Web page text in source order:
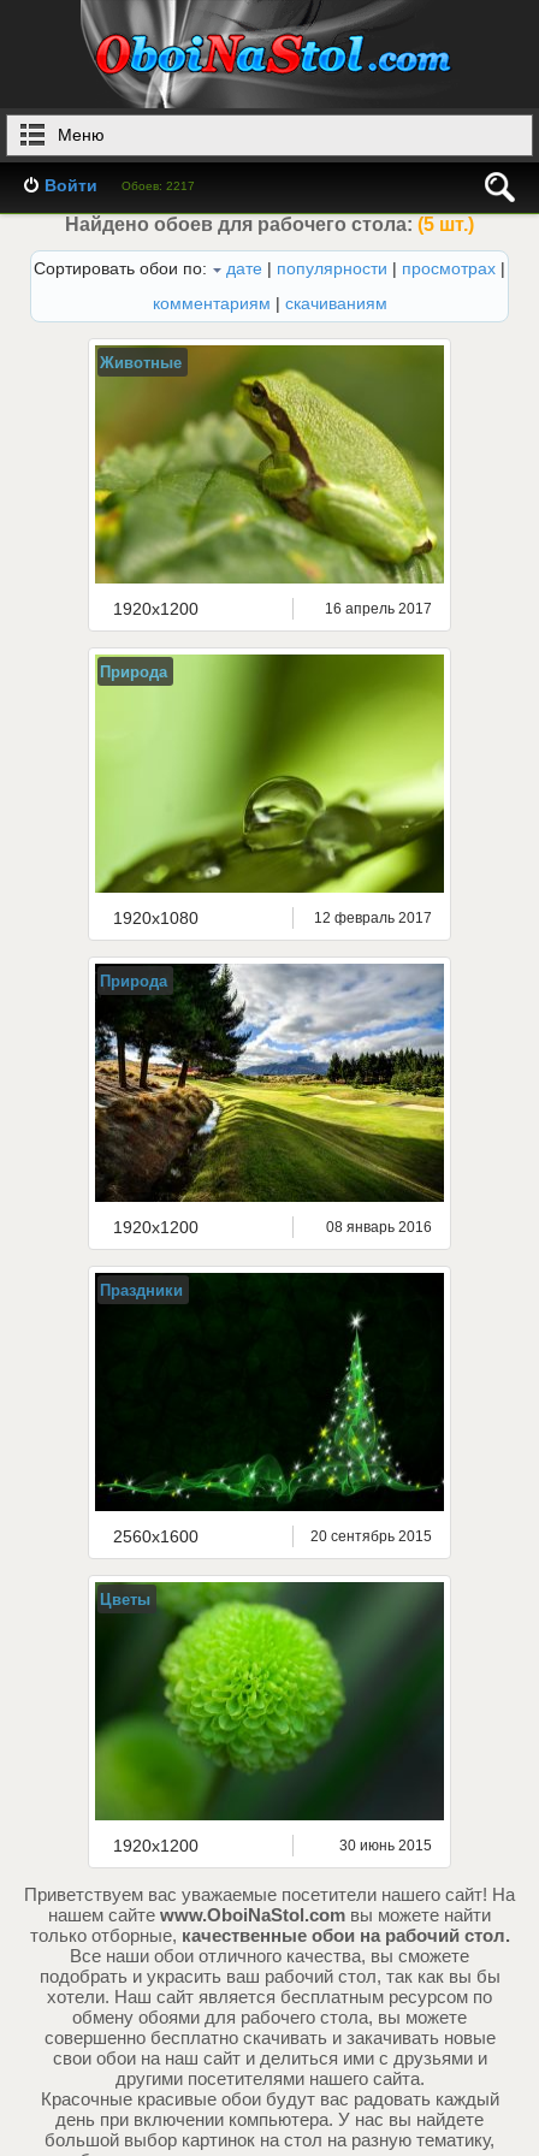
Меню
Войти Обоев: 2217
Найдено обоев для рабочего стола: (5 шт.)
Сортировать обои по: дате | популярности | просмотрах |
комментариям | скачиваниям
Животные
1920x1200 16 апрель 2017
Природа
1920x1080 12 февраль 2017
Природа
1920x1200 08 январь 2016
Праздники
2560x1600 20 сентябрь 2015
Цветы
1920x1200 30 июнь 2015
Приветствуем вас уважаемые посетители нашего сайт! На
нашем сайте www.OboiNaStol.com вы можете найти
только отборные, качественные обои на рабочий стол.
Все наши обои отличного качества, вы сможете
подобрать и украсить ваш рабочий стол, так как вы бы
хотели. Наш сайт является бесплатным ресурсом по
обмену обоями для рабочего стола, вы можете
совершенно бесплатно скачивать и закачивать новые
свои обои на наш сайт и делиться ими с друзьями и
другими посетителями нашего сайта.
Красочные красивые обои будут вас радовать каждый
день при включении компьютера. У нас вы найдете
большой выбор картинок на стол на разную тематику,